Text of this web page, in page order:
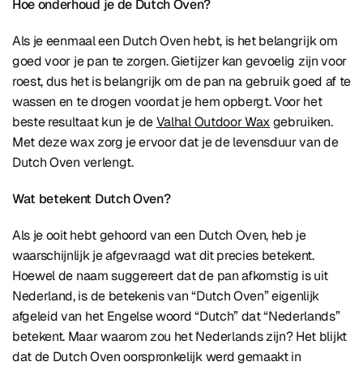
Hoe onderhoud je de Dutch Oven?
Als je eenmaal een Dutch Oven hebt, is het belangrijk om
goed voor je pan te zorgen. Gietijzer kan gevoelig zijn voor
roest, dus het is belangrijk om de pan na gebruik goed af te
wassen en te drogen voordat je hem opbergt. Voor het
beste resultaat kun je deValhal Outdoor Waxgebruiken.
Met deze wax zorg je ervoor dat je de levensduur van de
Dutch Oven verlengt.
Wat betekent Dutch Oven?
Als je ooit hebt gehoord van een Dutch Oven, heb je
waarschijnlijk je afgevraagd wat dit precies betekent.
Hoewel de naam suggereert dat de pan afkomstig is uit
Nederland, is de betekenis van “Dutch Oven” eigenlijk
afgeleid van het Engelse woord “Dutch” dat “Nederlands”
betekent. Maar waarom zou het Nederlands zijn? Het blijkt
dat de Dutch Oven oorspronkelijk werd gemaakt in